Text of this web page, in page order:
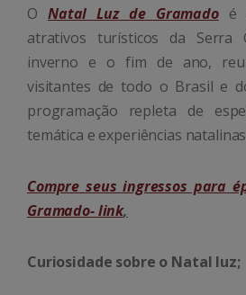
O Natal Luz de Gramadoé
atrativos turísticos da Serra
inverno e o fim de ano,
visitantes de todo o Brasil e
programação repleta de
temática e experiências
Compre seus ingressos para
Gramado- link,
Curiosidade sobre o Natal luz;